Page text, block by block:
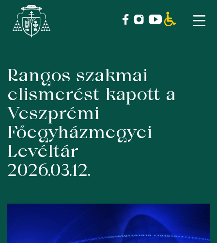
Skip
content
Rangos szakmai
elismerést kapott a
Veszprémi
Főegyházmegyei
Levéltár
2026.03.12.